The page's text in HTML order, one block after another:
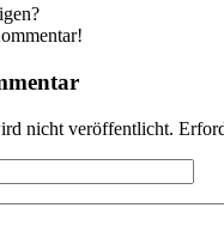
nicht veröffentlicht.